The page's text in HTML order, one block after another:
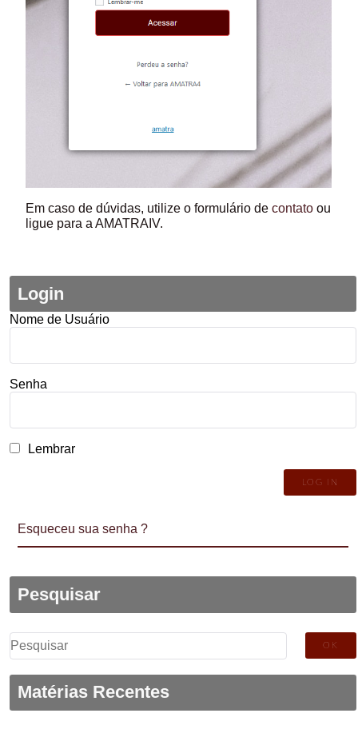
Em caso de dúvidas, utilize o formulário decontato ou
ligue para a AMATRAIV.
Login
Nome de Usuário
Senha
Lembrar
Esqueceu sua senha ?
Pesquisar
Pesquisar
por:
Matérias Recentes